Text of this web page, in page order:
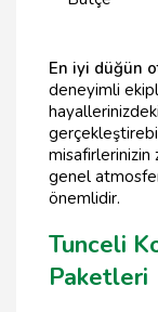
En iyi düğün
deneyimli
misafirlerinizin
genel
önemlidir.
Tunceli
Paketleri